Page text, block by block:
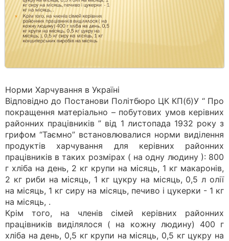
Норми Харчування в Україні
Відповідно до Постанови Політбюро ЦК КП(б)У “ Про
покращення матеріально – побутових умов керівних
районних працівників ” від 1 листопада 1932 року з
грифом “Таємно” встановлювалися норми виділення
продуктів харчування для керівних районних
працівників в таких розмірах ( на одну людину ): 800
г хліба на день, 2 кг крупи на місяць, 1 кг макаронів,
2 кг риби на місяць, 1 кг цукру на місяць, 0,5 л олії
на місяць, 1 кг сиру на місяць, печиво і цукерки - 1 кг
на місяць, .
Крім того, на членів сімей керівних районних
працівників виділялося ( на кожну людину) 400 г
хліба на день, 0,5 кг крупи на місяць, 0,5 кг цукру на